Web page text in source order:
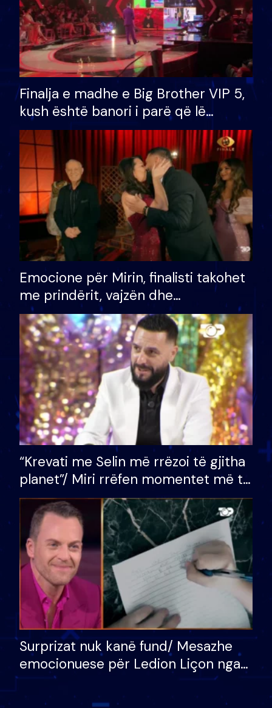
Finalja e madhe e Big Brother VIP 5,
kush është banori i parë që lë
shtëpinë dhe humb mundësinë për
të fituar çmimin e madh
Emocione për Mirin, finalisti takohet
me prindërit, vajzën dhe
bashkëshorten: S’kemi ndonjë letër
divorci apo jo?
“Krevati me Selin më rrëzoi të gjitha
planet”/ Miri rrëfen momentet më të
bukura në shtëpinë e BB VIP: Do më
mungojë zilja e mëngjesit kur…
Surprizat nuk kanë fund/ Mesazhe
emocionuese për Ledion Liçon nga
nëna dhe fëmijët e tij, moderatori
nuk i mban dot lotët: Nuk meritoj…